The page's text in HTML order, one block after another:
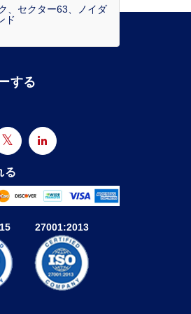
、セクター63、ノイダ
ド
する
る
27001:2013